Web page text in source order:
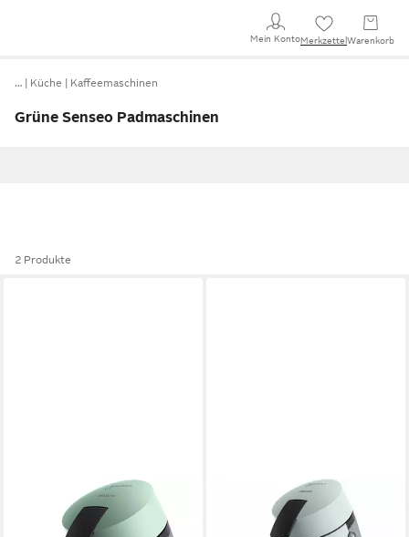
Mein KontoMerkzettel Warenkorb
… Küche Kaffeemaschinen
Grüne Senseo Padmaschinen
2 Produkte